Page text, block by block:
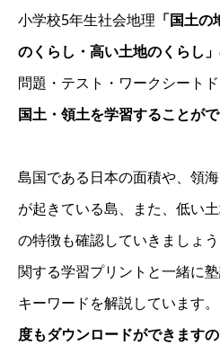
小学校5年生社会地理 「国土
のくらし・高い土地のくらし」
問題・テスト・ワークシートド
国土・領土を学習することが
島国である日本の面積や、領
が起きている島、また、低い
の特徴も確認していきましょ
関する学習プリントと一緒に
キーワードを解説しています
度もダウンロードができます